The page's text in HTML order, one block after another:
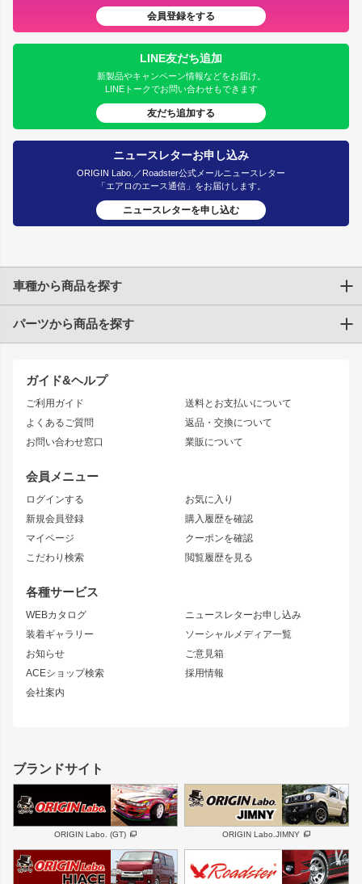
会員登録をする
LINE友だち追加
新製品やキャンペーン情報などをお届け。
LINEトークでお問い合わせもできます
友だち追加する
ニュースレターお申し込み
ORIGIN Labo.／Roadster公式メールニュースレター
「エアロのエース通信」をお届けします。
ニュースレターを申し込む
ガイド&ヘルプ
ご利用ガイド
よくあるご質問
お問い合わせ窓口
送料とお支払いについて
返品・交換について
業販について
会員メニュー
ログインする
新規会員登録
マイページ
こだわり検索
お気に入り
購入履歴を確認
クーポンを確認
閲覧履歴を見る
各種サービス
WEBカタログ
装着ギャラリー
お知らせ
ACEショップ検索
会社案内
ニュースレターお申し込み
ソーシャルメディア一覧
ご意見箱
採用情報
車種から商品を探す
トヨタ
JZX90 CHASER
JZX110 MARK II
JZX100 MARK II
JZX90 MARK II
トレノ
マークX
アリスト
ソアラ
アルテッツァ
ニッサン
S15 シルビア
S14 シルビア 後期
S13 シルビア
180SX
シルエイティ
ワンビア
ローレル
セフィーロ
キャラバン
スズキ
GS350
SC
スバル 三菱
デリカ D:5
軽自動車 汎用
パーツから商品を探す
エアロシリーズ
ドリフトライン
風神
雷神
レーシングライン
アタックライン
ストリームライン
リアウイング
ジムニーパーツ
ホイール
MUD-S7
MUD-SR7
まつど家 鉄漢
ボンネット
フェンダー
サイドパーツ
リアゲート
メンテナンスパーツ
ハイエースパーツ
ホイール
DAYTONA-RS
DAYTONA-RS NEO
ブランドサイト
ORIGIN Labo. (GT) ORIGIN Labo.JIMNY